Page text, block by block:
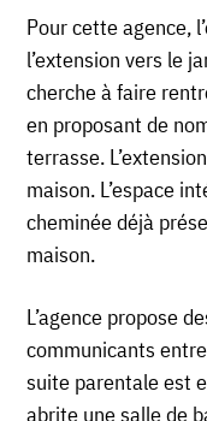
Pour cette agence,
l’extension vers le
cherche à faire
en proposant de
terrasse.
maison. L’espace
cheminée déjà
maison.
L’agence propose
communicants
suite parentale est
abrite une salle de